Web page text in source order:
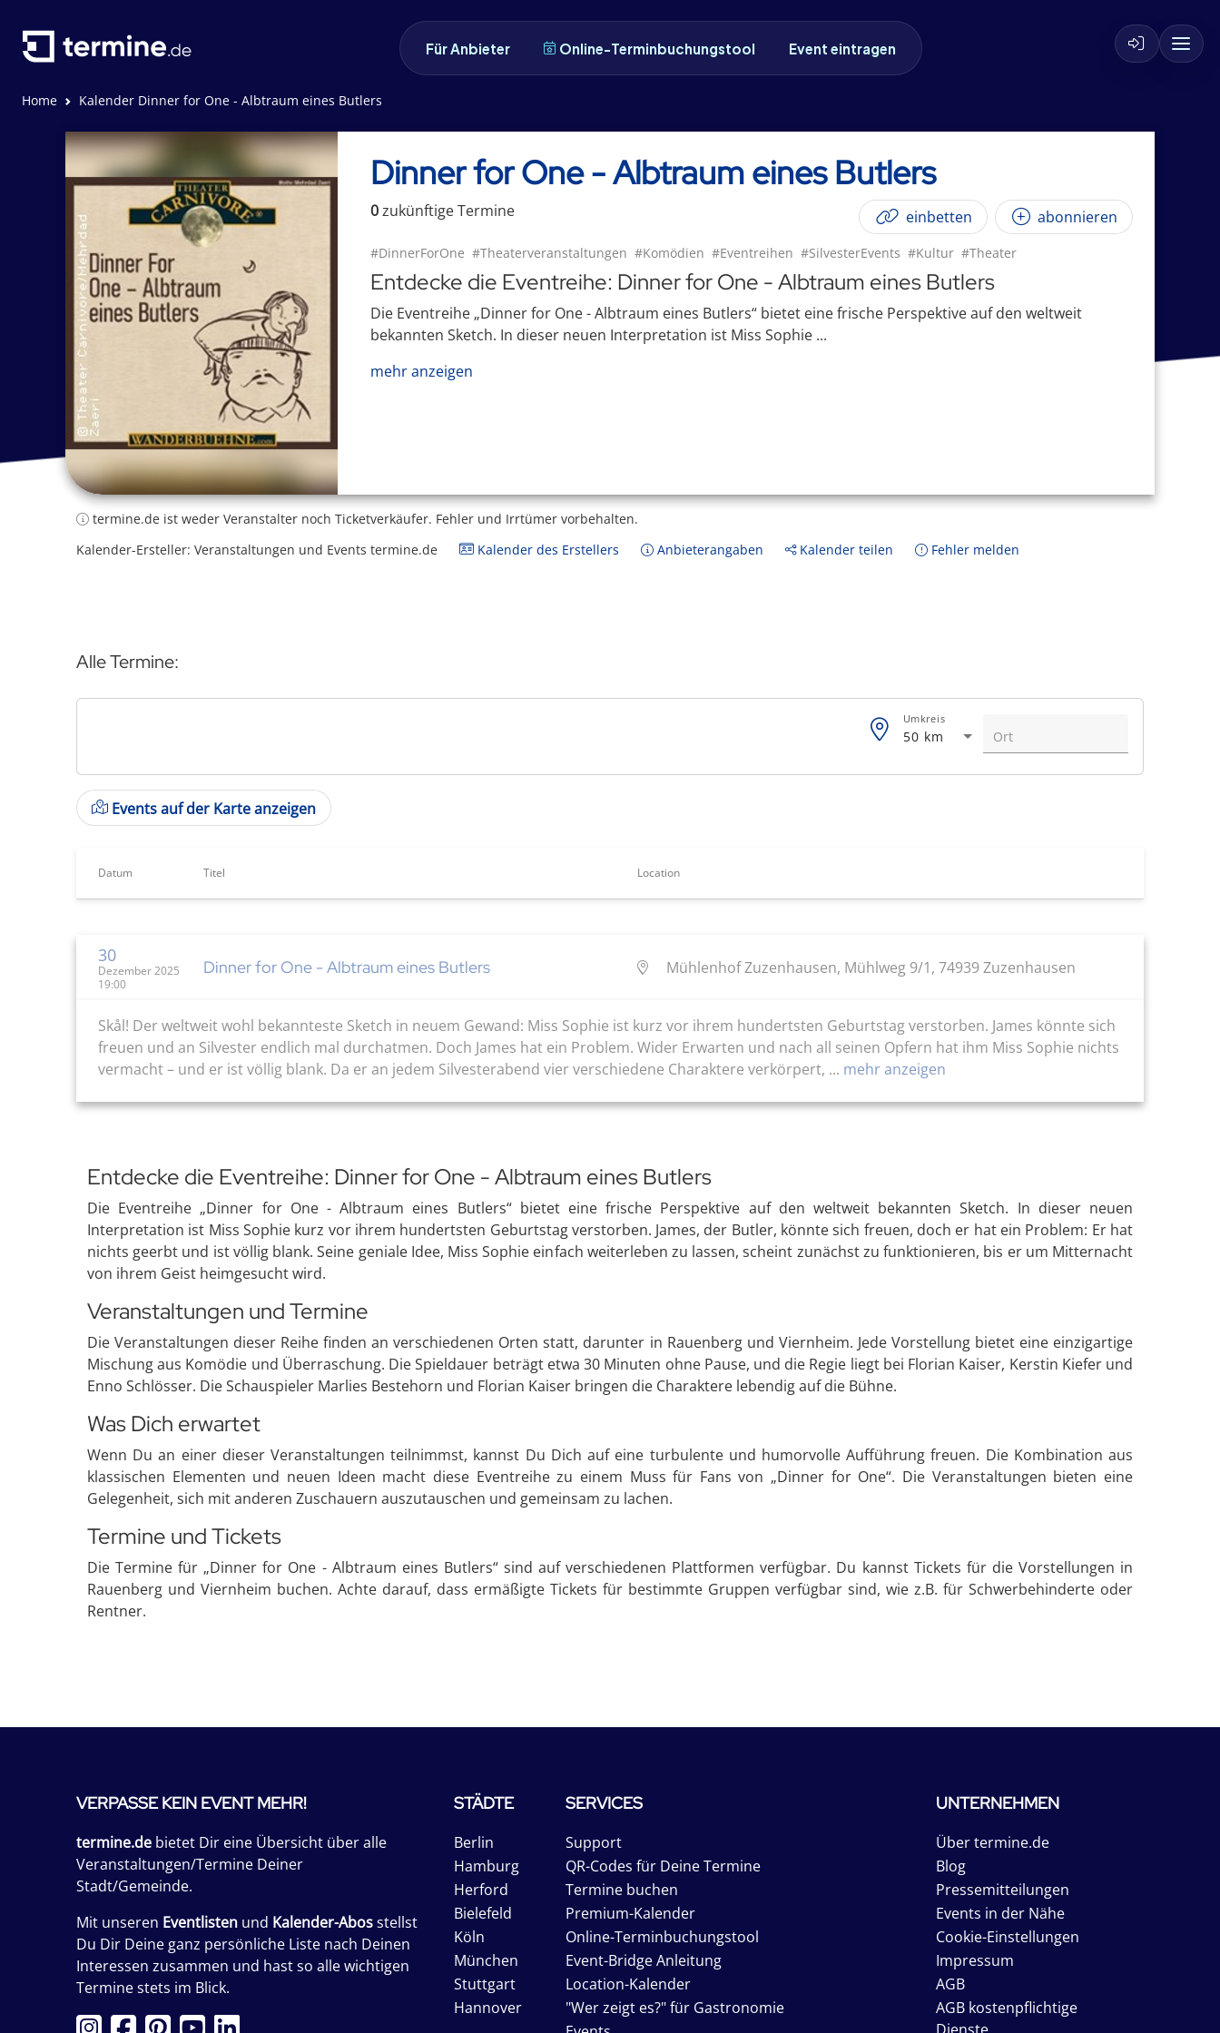
Für Anbieter Online-Terminbuchungstool Event eintragen
Home Kalender Dinner for One - Albtraum eines Butlers
Dinner for One - Albtraum eines Butlers
0zukünftigeTermine einbetten abonnieren
#DinnerForOne #Theaterveranstaltungen #Komödien #Eventreihen #SilvesterEvents #Kultur #Theater
Entdecke die Eventreihe: Dinner for One - Albtraum eines Butlers
Die Eventreihe „Dinner for One - Albtraum eines Butlers“ bietet eine frische Perspektive auf den weltweit
bekannten Sketch. In dieser neuen Interpretation ist Miss Sophie ...
mehr anzeigen
termine.de ist weder Veranstalter noch Ticketverkäufer. Fehler und Irrtümer vorbehalten.
Kalender-Ersteller: Veranstaltungen und Events termine.de
Kalender des Erstellers Anbieterangaben Kalender teilen Fehler melden
Alle Termine:
50 km
Umkreis
Events auf der Karte anzeigen
Datum Titel Location
30
Dezember 2025
19:00
Dinner for One - Albtraum eines Butlers Mühlenhof Zuzenhausen, Mühlweg 9/1, 74939 Zuzenhausen
Skål! Der weltweit wohl bekannteste Sketch in neuem Gewand: Miss Sophie ist kurz vor ihrem hundertsten Geburtstag verstorben. James könnte sich
freuen und an Silvester endlich mal durchatmen. Doch James hat ein Problem. Wider Erwarten und nach all seinen Opfern hat ihm Miss Sophie nichts
vermacht – und er ist völlig blank. Da er an jedem Silvesterabend vier verschiedene Charaktere verkörpert, ... mehr anzeigen
Entdecke die Eventreihe: Dinner for One - Albtraum eines Butlers
Die Eventreihe „Dinner for One - Albtraum eines Butlers“ bietet eine frische Perspektive auf den weltweit bekannten Sketch. In dieser neuen
Interpretation ist Miss Sophie kurz vor ihrem hundertsten Geburtstag verstorben. James, der Butler, könnte sich freuen, doch er hat ein Problem: Er hat
nichts geerbt und ist völlig blank. Seine geniale Idee, Miss Sophie einfach weiterleben zu lassen, scheint zunächst zu funktionieren, bis er um Mitternacht
von ihrem Geist heimgesucht wird.
Veranstaltungen und Termine
Die Veranstaltungen dieser Reihe finden an verschiedenen Orten statt, darunter in Rauenberg und Viernheim. Jede Vorstellung bietet eine einzigartige
Mischung aus Komödie und Überraschung. Die Spieldauer beträgt etwa 30 Minuten ohne Pause, und die Regie liegt bei Florian Kaiser, Kerstin Kiefer und
Enno Schlösser. Die Schauspieler Marlies Bestehorn und Florian Kaiser bringen die Charaktere lebendig auf die Bühne.
Was Dich erwartet
Wenn Du an einer dieser Veranstaltungen teilnimmst, kannst Du Dich auf eine turbulente und humorvolle Aufführung freuen. Die Kombination aus
klassischen Elementen und neuen Ideen macht diese Eventreihe zu einem Muss für Fans von „Dinner for One“. Die Veranstaltungen bieten eine
Gelegenheit, sich mit anderen Zuschauern auszutauschen und gemeinsam zu lachen.
Termine und Tickets
Die Termine für „Dinner for One - Albtraum eines Butlers“ sind auf verschiedenen Plattformen verfügbar. Du kannst Tickets für die Vorstellungen in
Rauenberg und Viernheim buchen. Achte darauf, dass ermäßigte Tickets für bestimmte Gruppen verfügbar sind, wie z.B. für Schwerbehinderte oder
Rentner.
VERPASSE KEIN EVENT MEHR!
termine.de bietet Dir eine Übersicht über alle
Veranstaltungen/Termine Deiner
Stadt/Gemeinde.
Mit unseren Eventlisten und Kalender-Abosstellst
Du Dir Deine ganz persönliche Liste nach Deinen
Interessen zusammen und hast so alle wichtigen
Termine stets im Blick.
STÄDTE
Berlin
Hamburg
Herford
Bielefeld
Köln
München
Stuttgart
Hannover
SERVICES
Support
QR-Codes für Deine Termine
Termine buchen
Premium-Kalender
Online-Terminbuchungstool
Event-Bridge Anleitung
Location-Kalender
"Wer zeigt es?" für Gastronomie
UNTERNEHMEN
Über termine.de
Blog
Pressemitteilungen
Events in der Nähe
Cookie-Einstellungen
Impressum
AGB
AGB kostenpflichtige